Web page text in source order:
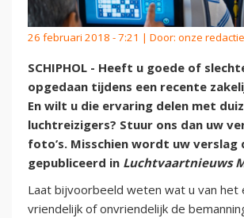
26 februari 2018 - 7:21 | Door: onze redactie
SCHIPHOL - Heeft u goede of
opgedaan tijdens een recente
En wilt u die ervaring delen met
luchtreizigers? Stuur ons dan uw
foto’s. Misschien wordt uw verslag
gepubliceerd in Luchtvaartnieuws
Laat bijvoorbeeld weten wat u van het
vriendelijk of onvriendelijk de